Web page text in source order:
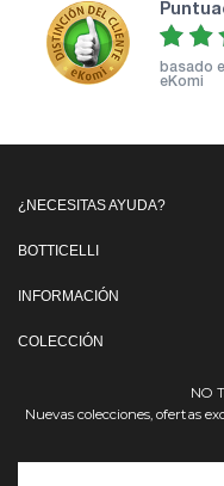
basado
eKomi
¿NECESITAS AYUDA?
BOTTICELLI
INFORMACIÓN
COLECCIÓN
NO
Nuevas colecciones, ofertas